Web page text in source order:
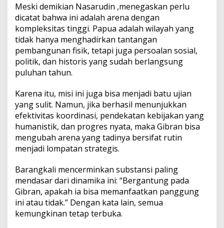
Meski demikian Nasarudin ,menegaskan perlu
dicatat bahwa ini adalah arena dengan
kompleksitas tinggi. Papua adalah wilayah yang
tidak hanya menghadirkan tantangan
pembangunan fisik, tetapi juga persoalan sosial,
politik, dan historis yang sudah berlangsung
puluhan tahun.
Karena itu, misi ini juga bisa menjadi batu ujian
yang sulit. Namun, jika berhasil menunjukkan
efektivitas koordinasi, pendekatan kebijakan yang
humanistik, dan progres nyata, maka Gibran bisa
mengubah arena yang tadinya bersifat rutin
menjadi lompatan strategis.
Barangkali mencerminkan substansi paling
mendasar dari dinamika ini: “Bergantung pada
Gibran, apakah ia bisa memanfaatkan panggung
ini atau tidak.” Dengan kata lain, semua
kemungkinan tetap terbuka.